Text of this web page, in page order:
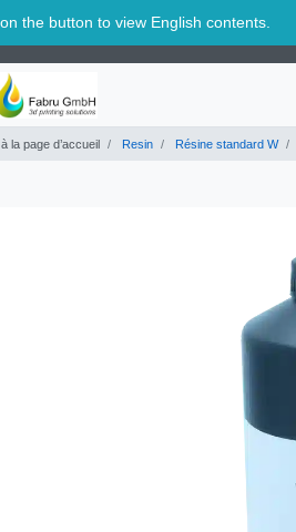
the button to view English contents.
la page d’accueil Resin Résine standard W